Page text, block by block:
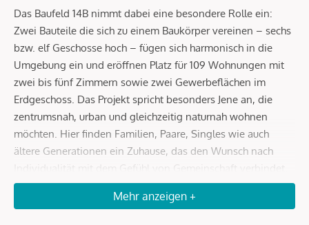
Das Baufeld 14B nimmt dabei eine besondere Rolle ein:
Zwei Bauteile die sich zu einem Baukörper vereinen – sechs
bzw. elf Geschosse hoch – fügen sich harmonisch in die
Umgebung ein und eröffnen Platz für 109 Wohnungen mit
zwei bis fünf Zimmern sowie zwei Gewerbeflächen im
Erdgeschoss. Das Projekt spricht besonders Jene an, die
zentrumsnah, urban und gleichzeitig naturnah wohnen
möchten. Hier finden Familien, Paare, Singles wie auch
ältere Generationen ein Zuhause, das den Wunsch nach
Individualität mit dem Gefühl von Gemeinschaft verbindet.
ARCHITEKTUR MIT CHARAKTER
Mehr anzeigen +